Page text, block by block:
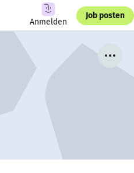
Anmelden
Job posten